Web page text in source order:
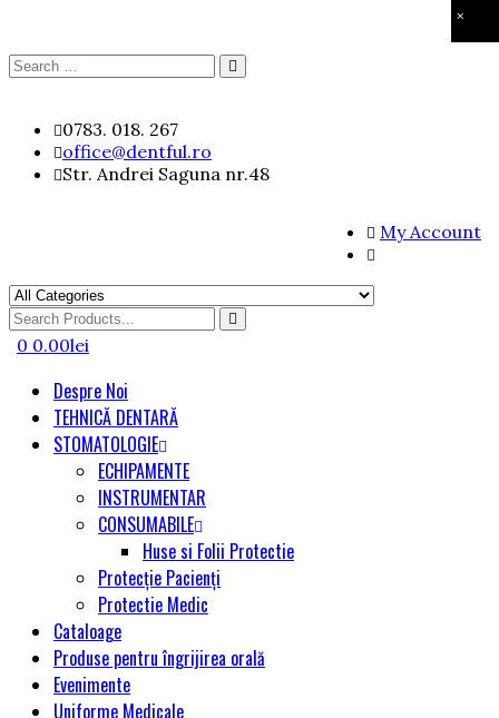
×
Search
content
0783. 018. 267
office@dentful.ro
Str. Andrei Saguna nr.48
My Account
Search
for
0 0.00lei
Despre Noi
TEHNICĂ DENTARĂ
STOMATOLOGIE
ECHIPAMENTE
INSTRUMENTAR
CONSUMABILE
Huse si Folii Protectie
Protecție Pacienți
Protectie Medic
Cataloage
Produse pentru îngrijirea orală
Evenimente
Uniforme Medicale